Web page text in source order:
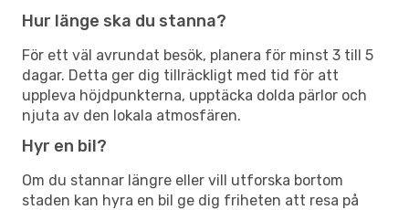
Hur länge ska du stanna?
För ett väl avrundat besök, planera för minst 3 till 5
dagar. Detta ger dig tillräckligt med tid för att
uppleva höjdpunkterna, upptäcka dolda pärlor och
njuta av den lokala atmosfären.
Hyr en bil?
Om du stannar längre eller vill utforska bortom
staden kan hyra en bil ge dig friheten att resa på